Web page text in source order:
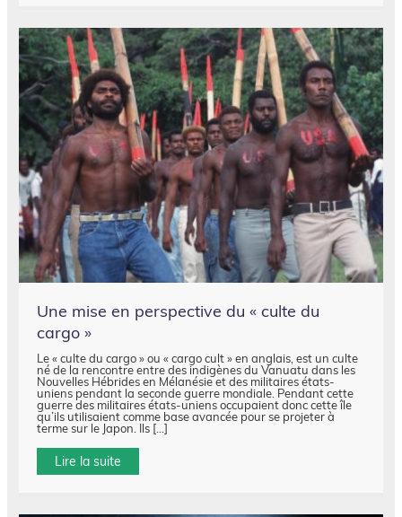
Une mise en perspective du « culte du
cargo »
Le « culte du cargo » ou « cargo cult » en anglais, est un culte
né de la rencontre entre des indigènes du Vanuatu dans les
Nouvelles Hébrides en Mélanésie et des militaires états-
uniens pendant la seconde guerre mondiale. Pendant cette
guerre des militaires états-uniens occupaient donc cette île
qu’ils utilisaient comme base avancée pour se projeter à
terme sur le Japon. Ils […]
Lire la suite